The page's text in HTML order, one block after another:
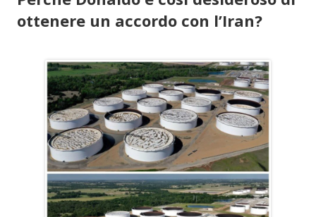
ottenere un accordo con l’Iran?